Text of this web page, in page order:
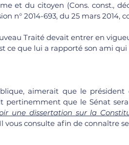
et du citoyen (Cons. const.,
n° 2014-693, du 25 mars 2014,
Traité devait entrer en
ce que lui a rapporté son ami
aimerait que le
pertinemment que le Sénat
une dissertation sur la
consulte afin de connaître